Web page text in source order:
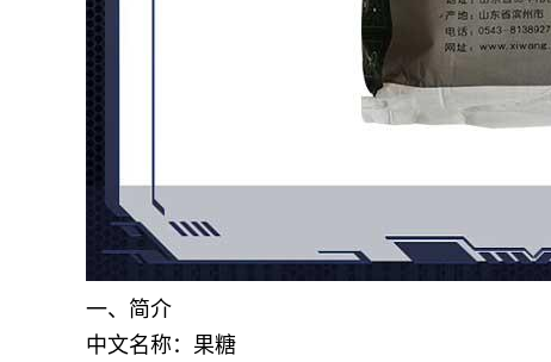
一、简介
中文名称：果糖